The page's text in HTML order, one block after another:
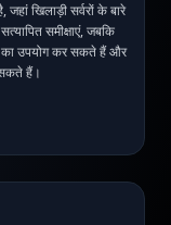
खिलाड़ी सर्वरों के बारे
समीक्षाएं, जबकि
का उपयोग कर सकते हैं और
हैं।